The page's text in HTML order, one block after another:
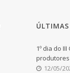
1º dia do
12/05/